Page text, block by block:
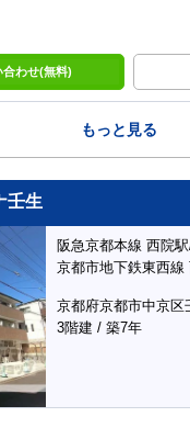
合わせ(無料)
もっと見る
壬生
阪急京都本線 西院
京都市地下鉄東西線
京都府京都市中京区
3階建 / 築7年